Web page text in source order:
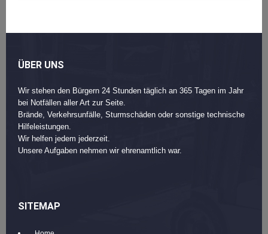
ÜBER UNS
Wir stehen den Bürgern 24 Stunden täglich an 365 Tagen im Jahr
bei Notfällen aller Art zur Seite.
Brände, Verkehrsunfälle, Sturmschäden oder sonstige technische
Hilfeleistungen.
Wir helfen jedem jederzeit.
Unsere Aufgaben nehmen wir ehrenamtlich war.
SITEMAP